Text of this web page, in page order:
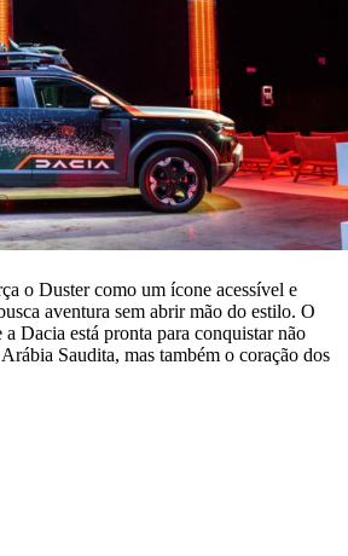
o Duster como um ícone acessível e
aventura sem abrir mão do estilo. O
Dacia está pronta para conquistar não
Saudita, mas também o coração dos